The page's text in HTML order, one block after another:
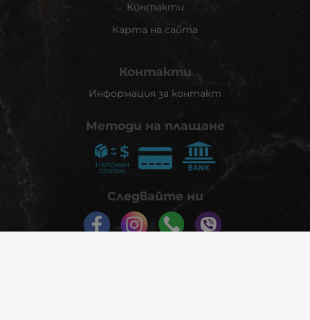
Контакти
Карта на сайта
Контакти
Информация за контакт
Методи на плащане
Следвайте ни